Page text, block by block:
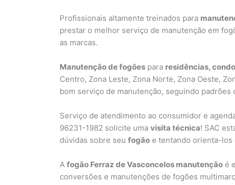
Profissionais altamente treinados para
prestar o melhor serviço de manutenção em
as marcas.
Manutenção de fogões para residências,
Centro, Zona Leste, Zona Norte, Zona Oeste,
bom serviço de manutenção, seguindo padrões
Serviço de atendimento ao consumidor e
96231-1982 solicite uma visita técnica! SAC
dúvidas sobre seu fogão e tentando orienta-los
A fogão Ferraz de Vasconcelos manutenção é
conversões e manutenções de fogões